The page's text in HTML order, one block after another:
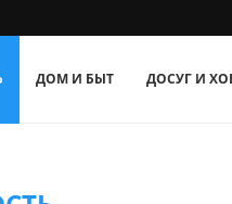
ДОМ И БЫТ ДОСУГ И